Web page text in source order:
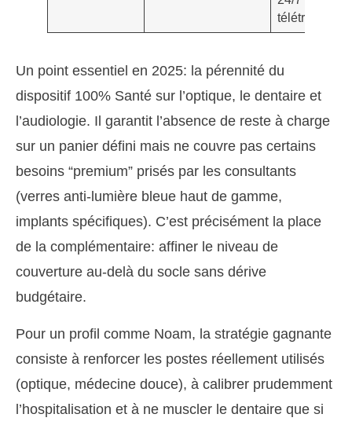
Un point essentiel en 2025: la pérennité du
dispositif 100% Santé sur l’optique, le dentaire et
l’audiologie. Il garantit l’absence de reste à charge
sur un panier défini mais ne couvre pas certains
besoins “premium” prisés par les consultants
(verres anti-lumière bleue haut de gamme,
implants spécifiques). C’est précisément la place
de la complémentaire: affiner le niveau de
couverture au-delà du socle sans dérive
budgétaire.
Pour un profil comme Noam, la stratégie gagnante
consiste à renforcer les postes réellement utilisés
(optique, médecine douce), à calibrer prudemment
l’hospitalisation et à ne muscler le dentaire que si